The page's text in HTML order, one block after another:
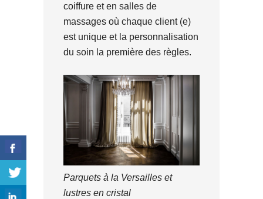
coiffure et en salles de
massages où chaque client (e)
est unique et la personnalisation
du soin la première des règles.
Parquets à la Versailles et
lustres en cristal